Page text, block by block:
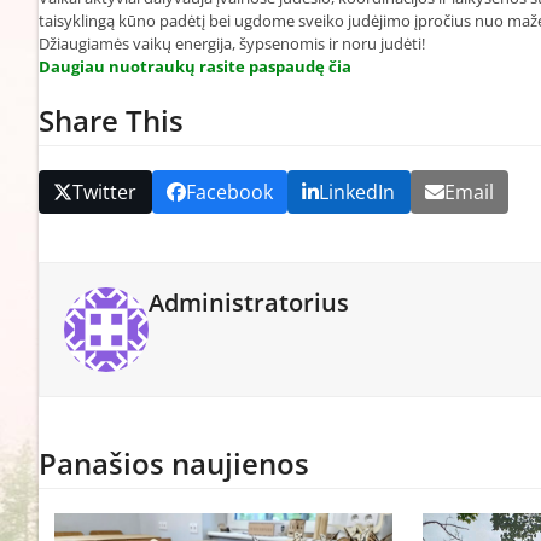
taisyklingą kūno padėtį bei ugdome sveiko judėjimo įpročius nuo
Džiaugiamės vaikų energija, šypsenomis ir noru judėti!
Daugiau nuotraukų rasite paspaudę čia
Share This
Twitter Facebook LinkedIn Email
Administratorius
Panašios naujienos